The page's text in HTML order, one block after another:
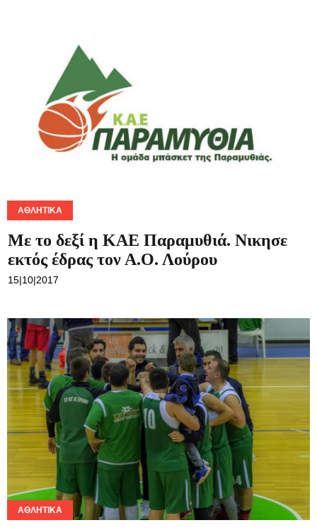
ΑΘΛΗΤΙΚΆ
Με το δεξί η ΚΑΕ Παραμυθιά. Νικησε
εκτός έδρας τον Α.Ο. Λούρου
15|10|2017
ΑΘΛΗΤΙΚΆ